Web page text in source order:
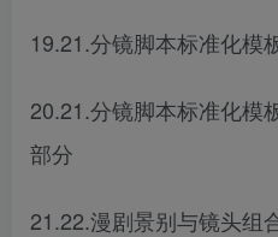
19.21.分镜脚本标准化模
20.21.分镜脚本标准化模
部分
21.22.漫剧景别与镜头组